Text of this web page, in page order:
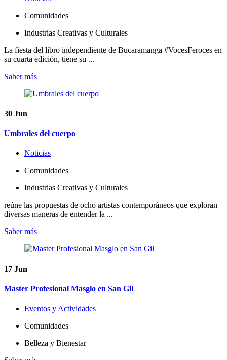
Comunidades
Industrias Creativas y Culturales
La fiesta del libro independiente de Bucaramanga #VocesFeroces en
su cuarta edición, tiene su ...
Saber más
30 Jun
Umbrales del cuerpo
Noticias
Comunidades
Industrias Creativas y Culturales
reúne las propuestas de ocho artistas contemporáneos que exploran
diversas maneras de entender la ...
Saber más
17 Jun
Master Profesional Masglo en San Gil
Eventos y Actividades
Comunidades
Belleza y Bienestar